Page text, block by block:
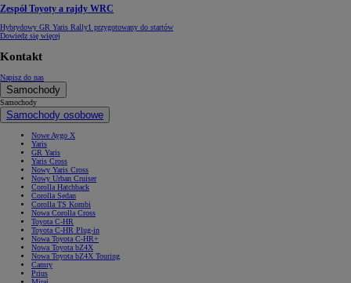
Zespół Toyoty a rajdy WRC
Hybrydowy GR Yaris Rally1 przygotowany do startów
Dowiedz się więcej
Kontakt
Napisz do nas
Samochody
Samochody
Samochody osobowe
Nowe Aygo X
Yaris
GR Yaris
Yaris Cross
Nowy Yaris Cross
Nowy Urban Cruiser
Corolla Hatchback
Corolla Sedan
Corolla TS Kombi
Nowa Corolla Cross
Toyota C-HR
Toyota C-HR Plug-in
Nowa Toyota C-HR+
Nowa Toyota bZ4X
Nowa Toyota bZ4X Touring
Camry
Prius